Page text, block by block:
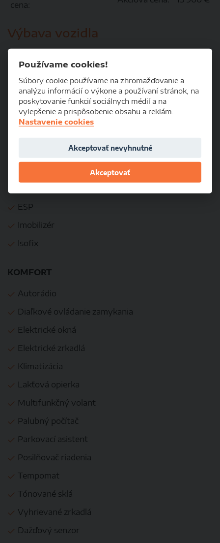
cena:
Výbava vozidla
ABS
Airbagy
Alarm
Brzdový asistent
Centrálne zamykanie
ESP
Imobilizér
Isofix
KOMFORT
Autorádio
Diaľkové ovládanie zamykania
Elektrické okná
Elektrické zrkadlá
Klimatizácia
Lakťová opierka
Multifunkčný volant
Palubný počítač
Parkovací asistent
Posilňovač riadenia
Tempomat
Tónované sklá
Vyhrievané zrkadlá
Dažďový senzor
Používame cookies!
Súbory cookie používame na zhromažďovanie a
analýzu informácií o výkone a používaní stránok, na
poskytovanie funkcií sociálnych médií a na
vylepšenie a prispôsobenie obsahu a reklám.
Nastavenie cookies
Akceptovať nevyhnutné
Akceptovať